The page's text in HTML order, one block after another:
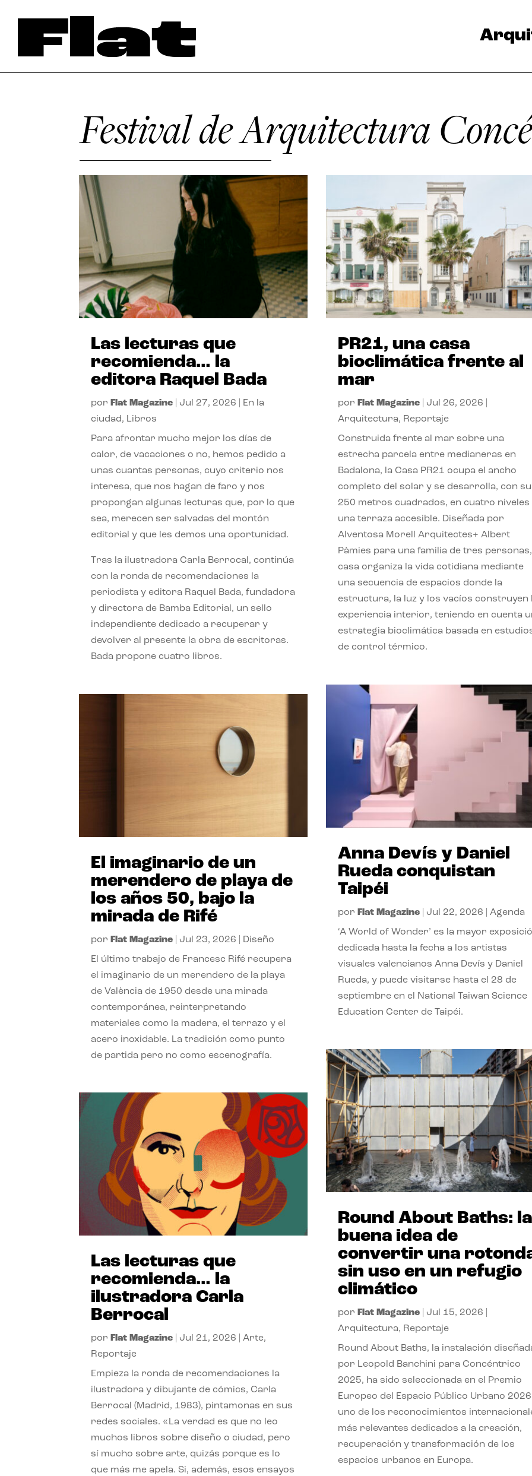
Festival de Arquitectura
Las lecturas que
recomienda… la
editora Raquel Bada
por Flat Magazine Jul 27, 2026
En la
ciudad, Libros
Para afrontar mucho mejor los días de
calor, de vacaciones o no, hemos pedido a
unas cuantas personas, cuyo criterio nos
interesa, que nos hagan de faro y nos
propongan algunas lecturas que, por lo que
sea, merecen ser salvadas del montón
editorial y que les demos una oportunidad.
Tras la ilustradora Carla Berrocal, continúa
con la ronda de recomendaciones la
periodista y editora Raquel Bada, fundadora
y directora de Bamba Editorial, un sello
independiente dedicado a recuperar y
devolver al presente la obra de escritoras.
Bada propone cuatro libros.
El imaginario de un
merendero de playa de
los años 50, bajo la
mirada de Rifé
por Flat Magazine Jul 23, 2026 Diseño
El último trabajo de Francesc Rifé recupera
el imaginario de un merendero de la playa
de València de 1950 desde una mirada
contemporánea, reinterpretando
materiales como la madera, el terrazo y el
acero inoxidable. La tradición como punto
de partida pero no como escenografía.
Las lecturas que
recomienda… la
ilustradora Carla
Berrocal
por Flat Magazine Jul 21, 2026 |Arte,
Reportaje
Empieza la ronda de recomendaciones la
ilustradora y dibujante de cómics, Carla
Berrocal (Madrid, 1983), pintamonas en sus
redes sociales. «La verdad es que no leo
muchos libros sobre diseño o ciudad, pero
sí mucho sobre arte, quizás porque es lo
que más me apela. Si, además, esos ensayos
PR21, una casa
bioclimática frente al
mar
por Flat Magazine| Jul 26, 2026
Arquitectura, Reportaje
Construida frente al mar sobre una
estrecha parcela entre medianeras en
Badalona, la Casa PR21 ocupa el ancho
completo del solar y se desarrolla, con
250 metros cuadrados, en cuatro niveles
una terraza accesible. Diseñada por
Alventosa Morell Arquitectes+ Albert
Pàmies para una familia de tres
casa organiza la vida cotidiana mediante
una secuencia de espacios donde la
estructura, la luz y los vacíos construyen
experiencia interior, teniendo en cuenta
estrategia bioclimática basada en
de control térmico.
Anna Devís y Daniel
Rueda conquistan
Taipéi
por Flat Magazine| Jul 22, 2026 Agenda
‘A World of Wonder’ es la mayor
dedicada hasta la fecha a los artistas
visuales valencianos Anna Devís y Daniel
Rueda, y puede visitarse hasta el 28 de
septiembre en el National Taiwan Science
Education Center de Taipéi.
Round About Baths: la
buena idea de
convertir una
sin uso en un refugio
climático
por Flat Magazine| Jul 15, 2026
Arquitectura, Reportaje
Round About Baths, la instalación
por Leopold Banchini para Concéntrico
2025, ha sido seleccionada en el Premio
Europeo del Espacio Público Urbano
uno de los reconocimientos
más relevantes dedicados a la creación,
recuperación y transformación de los
espacios urbanos en Europa.